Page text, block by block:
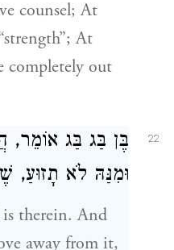
counsel; At
At
completely out
22 בֶּן בַּג בַּג אוֹמֵר,
וּמִנַּהּ לֹא תָזוּעַ,
therein. And
away from it,